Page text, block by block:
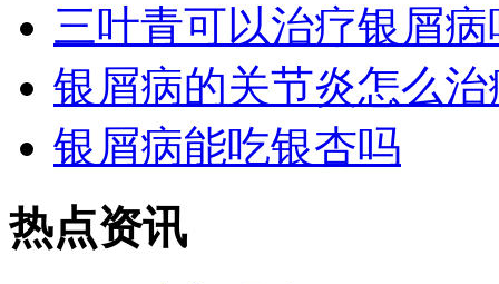
三叶青可以治疗银屑病
银屑病的关节炎怎么治
银屑病能吃银杏吗
热点资讯